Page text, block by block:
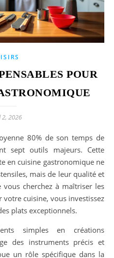
POUR
2, 2026
sept outils majeurs. Cette
en cuisine gastronomique ne
mais de leur qualité et
cherchez à maîtriser les
votre cuisine, vous investissez
plats exceptionnels.
simples en créations
des instruments précis et
un rôle spécifique dans la